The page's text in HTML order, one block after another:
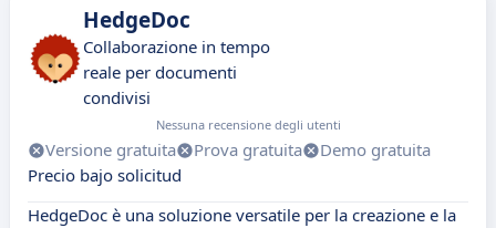
HedgeDoc
Collaborazione in tempo
reale per documenti
condivisi
Nessuna recensione degli utenti
Versione gratuita Prova gratuita
Demo gratuita
Precio bajo solicitud
HedgeDoc è una soluzione versatile per la creazione e la